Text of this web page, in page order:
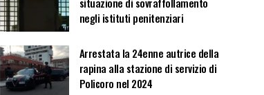
negli istituti penitenziari
Arrestata la 24enne autrice della
rapina alla stazione di servizio di
Policoro nel 2024